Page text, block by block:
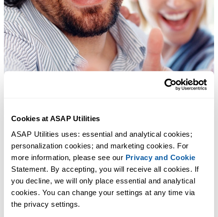
Cookies at ASAP Utilities
ASAP Utilities uses: essential and analytical cookies;
personalization cookies; and marketing cookies. For
more information, please see our Privacy and Cookie
Statement. By accepting, you will receive all cookies. If
you decline, we will only place essential and analytical
cookies. You can change your settings at any time via
the privacy settings.